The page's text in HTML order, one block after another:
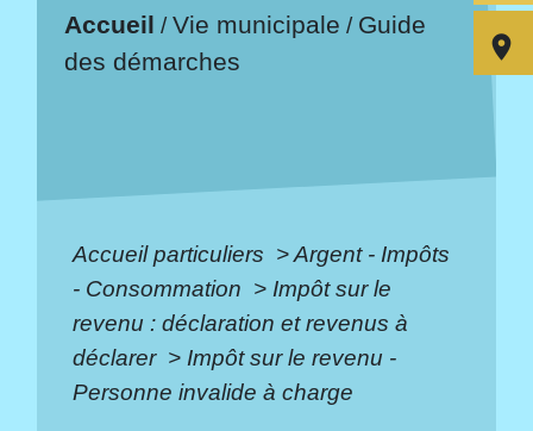
Accueil /Vie municipale / Guide
des démarches
Accueil particuliers >Argent - Impôts
- Consommation > Impôt sur le
revenu : déclaration et revenus à
déclarer > Impôt sur le revenu -
Personne invalide à charge
room